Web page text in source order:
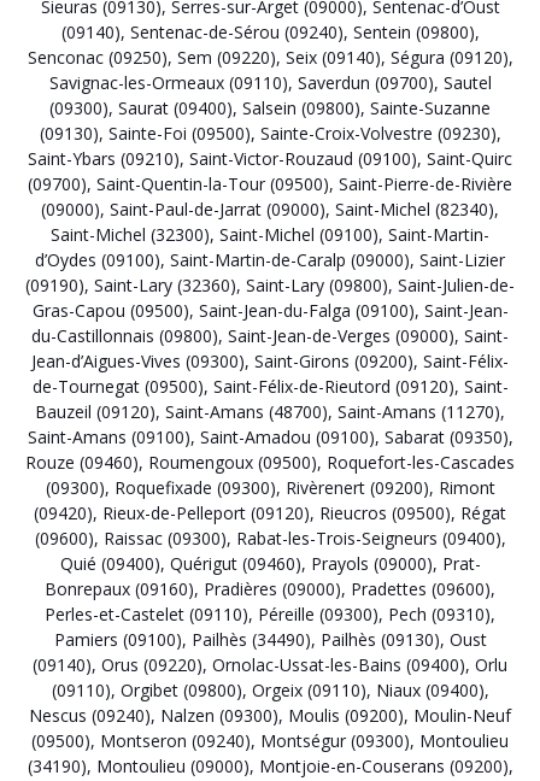
Sieuras (09130), Serres-sur-Arget (09000), Sentenac-d’Oust
(09140), Sentenac-de-Sérou (09240), Sentein (09800),
Senconac (09250), Sem (09220), Seix (09140), Ségura (09120),
Savignac-les-Ormeaux (09110), Saverdun (09700), Sautel
(09300), Saurat (09400), Salsein (09800), Sainte-Suzanne
(09130), Sainte-Foi (09500), Sainte-Croix-Volvestre (09230),
Saint-Ybars (09210), Saint-Victor-Rouzaud (09100), Saint-Quirc
(09700), Saint-Quentin-la-Tour (09500), Saint-Pierre-de-Rivière
(09000), Saint-Paul-de-Jarrat (09000), Saint-Michel (82340),
Saint-Michel (32300), Saint-Michel (09100), Saint-Martin-
d’Oydes (09100), Saint-Martin-de-Caralp (09000), Saint-Lizier
(09190), Saint-Lary (32360), Saint-Lary (09800), Saint-Julien-de-
Gras-Capou (09500), Saint-Jean-du-Falga (09100), Saint-Jean-
du-Castillonnais (09800), Saint-Jean-de-Verges (09000), Saint-
Jean-d’Aigues-Vives (09300), Saint-Girons (09200), Saint-Félix-
de-Tournegat (09500), Saint-Félix-de-Rieutord (09120), Saint-
Bauzeil (09120), Saint-Amans (48700), Saint-Amans (11270),
Saint-Amans (09100), Saint-Amadou (09100), Sabarat (09350),
Rouze (09460), Roumengoux (09500), Roquefort-les-Cascades
(09300), Roquefixade (09300), Rivèrenert (09200), Rimont
(09420), Rieux-de-Pelleport (09120), Rieucros (09500), Régat
(09600), Raissac (09300), Rabat-les-Trois-Seigneurs (09400),
Quié (09400), Quérigut (09460), Prayols (09000), Prat-
Bonrepaux (09160), Pradières (09000), Pradettes (09600),
Perles-et-Castelet (09110), Péreille (09300), Pech (09310),
Pamiers (09100), Pailhès (34490), Pailhès (09130), Oust
(09140), Orus (09220), Ornolac-Ussat-les-Bains (09400), Orlu
(09110), Orgibet (09800), Orgeix (09110), Niaux (09400),
Nescus (09240), Nalzen (09300), Moulis (09200), Moulin-Neuf
(09500), Montseron (09240), Montségur (09300), Montoulieu
(34190), Montoulieu (09000), Montjoie-en-Couserans (09200),